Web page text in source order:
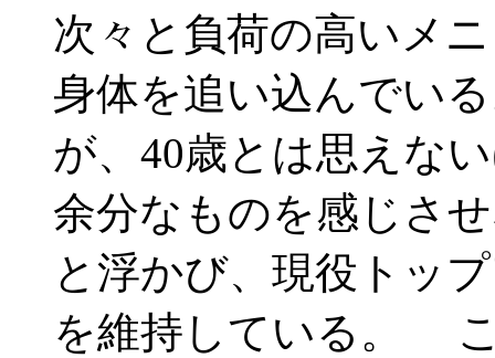
次々と負荷の高いメ
身体を追い込んで
が、40歳とは思えな
余分なものを感じさ
と浮かび、現役トッ
を維持している。